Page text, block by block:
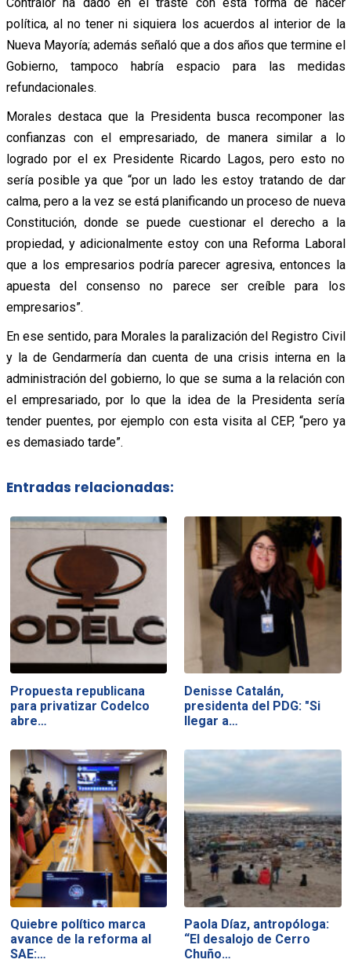
política, al no tener ni siquiera los acuerdos al interior de la
Nueva Mayoría; además señaló que a dos años que termine el
Gobierno, tampoco habría espacio para las medidas
refundacionales.
Morales destaca que la Presidenta busca recomponer las
confianzas con el empresariado, de manera similar a lo
logrado por el ex Presidente Ricardo Lagos, pero esto no
sería posible ya que “por un lado les estoy tratando de dar
calma, pero a la vez se está planificando un proceso de nueva
Constitución, donde se puede cuestionar el derecho a la
propiedad, y adicionalmente estoy con una Reforma Laboral
que a los empresarios podría parecer agresiva, entonces la
apuesta del consenso no parece ser creíble para los
empresarios”.
En ese sentido, para Morales la paralización del Registro Civil
y la de Gendarmería dan cuenta de una crisis interna en la
administración del gobierno, lo que se suma a la relación con
el empresariado, por lo que la idea de la Presidenta sería
tender puentes, por ejemplo con esta visita al CEP, “pero ya
es demasiado tarde”.
Entradas relacionadas:
Propuesta republicana
para privatizar Codelco
abre…
Denisse Catalán,
presidenta del PDG: "Si
llegar a…
Quiebre político marca
avance de la reforma al
SAE:…
Paola Díaz, antropóloga:
“El desalojo de Cerro
Chuño…